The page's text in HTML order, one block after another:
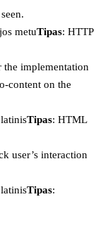
metuTipas: HTTP
the implementation
content on the
Tipas: HTML
user’s interaction
Tipas: